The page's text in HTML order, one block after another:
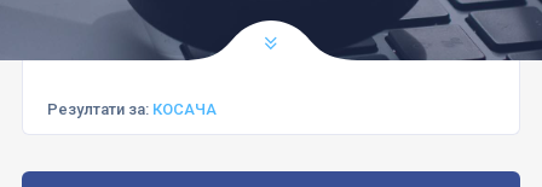
Резултати за: КОСАЧА